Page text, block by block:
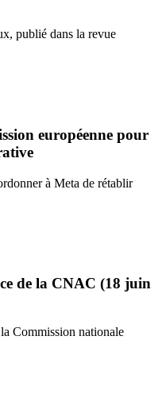
publié dans la revue
européenne pour
à Meta de rétablir
de la CNAC (18 juin
Commission nationale